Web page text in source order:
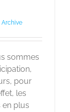
Archive
sommes
pour
les
en plus